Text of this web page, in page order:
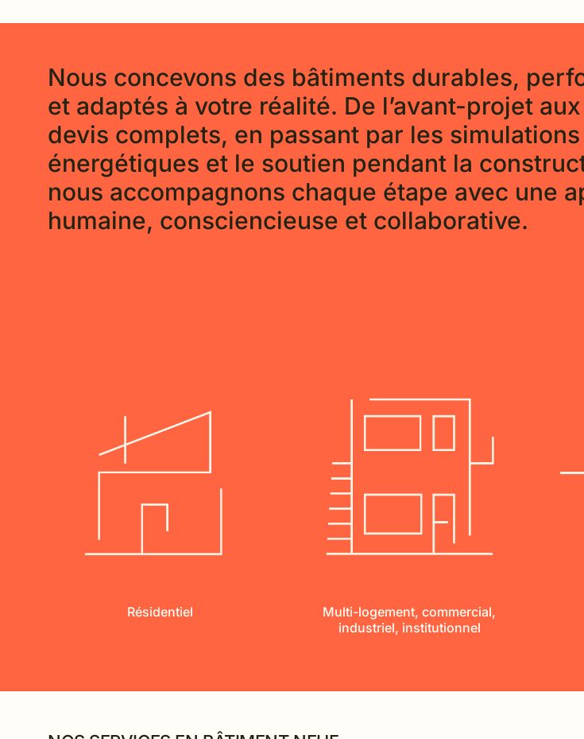
Nous concevons des bâtiments durables,
et adaptés à votre réalité. De l’avant-projet
devis complets, en passant par les simulations
énergétiques et le soutien pendant la
nous accompagnons chaque étape avec une
humaine, consciencieuse et collaborative.
Résidentiel
Multi-logement, commercial,
industriel, institutionnel